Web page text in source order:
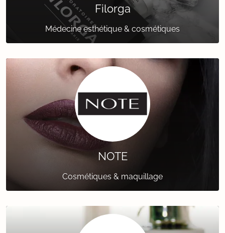
Filorga
Médecine esthétique & cosmétiques
NOTE
Cosmétiques & maquillage